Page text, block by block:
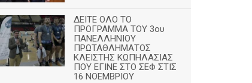
ΔΕΙΤΕ ΟΛΟ ΤΟ
ΠΡΟΓΡΑΜΜΑ ΤΟΥ 3ου
ΠΑΝΕΛΛΗΝΙΟΥ
ΠΡΩΤΑΘΛΗΜΑΤΟΣ
ΚΛΕΙΣΤΗΣ ΚΩΠΗΛΑΣΙΑΣ
ΠΟΥ ΕΓΙΝΕ ΣΤΟ ΣΕΦ ΣΤΙΣ
16 ΝΟΕΜΒΡΙΟΥ